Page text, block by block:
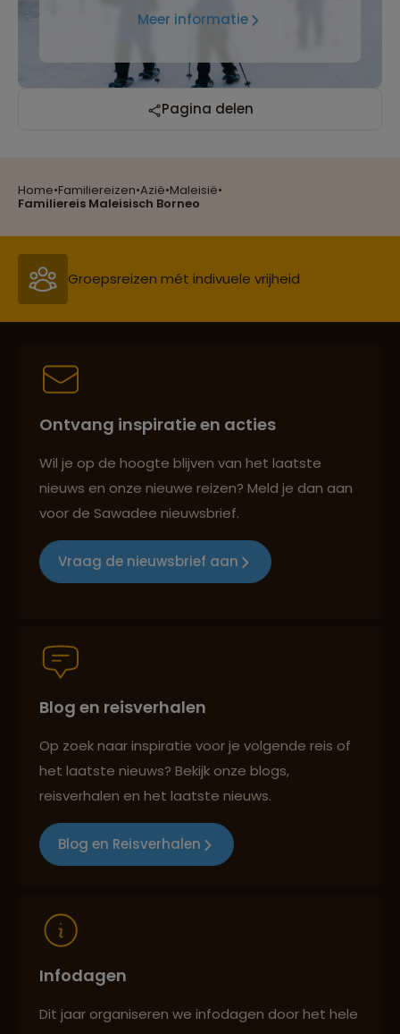
Home•Familiereizen•Azië•Maleisië•
Familiereis Maleisisch Borneo
Meer informatie
Pagina delen
Reizen met oog voor mens, cultuur en milieu
Groepsreizen mét indivuele vrijheid
Persoonlijk en deskundig reisadvies
Reizen met oog voor mens, cultuur en milieu
Persoonlijk en deskundig reisadvies
Best beoordeelde reisroutes
Ontvang inspiratie en acties
Wil je op de hoogte blijven van het laatste
nieuws en onze nieuwe reizen? Meld je dan aan
voor de Sawadee nieuwsbrief.
Vraag de nieuwsbrief aan
Blog en reisverhalen
Op zoek naar inspiratie voor je volgende reis of
het laatste nieuws? Bekijk onze blogs,
reisverhalen en het laatste nieuws.
Blog en Reisverhalen
Infodagen
Dit jaar organiseren we infodagen door het hele